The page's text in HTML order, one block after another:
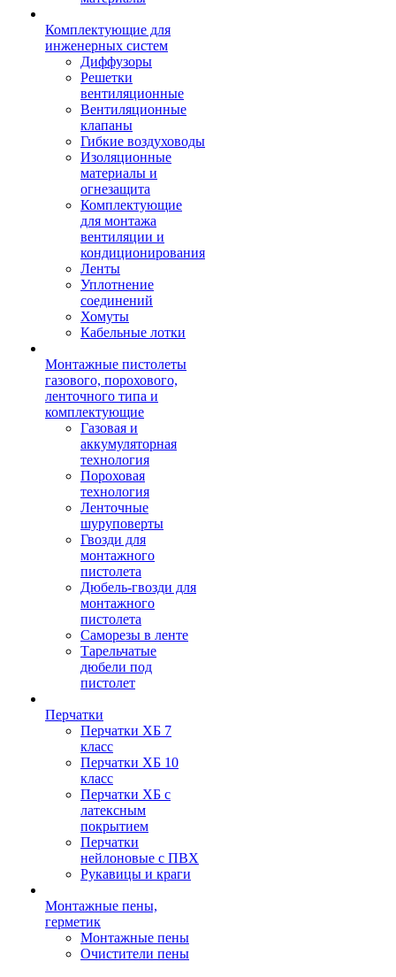
Комплектующие для
инженерных систем
Диффузоры
Решетки
вентиляционные
Вентиляционные
клапаны
Гибкие воздуховоды
Изоляционные
материалы и
огнезащита
Комплектующие
для монтажа
вентиляции и
кондиционирования
Ленты
Уплотнение
соединений
Хомуты
Кабельные лотки
Монтажные пистолеты
газового, порохового,
ленточного типа и
комплектующие
Газовая и
аккумуляторная
технология
Пороховая
технология
Ленточные
шуруповерты
Гвозди для
монтажного
пистолета
Дюбель-гвозди для
монтажного
пистолета
Саморезы в ленте
Тарельчатые
дюбели под
пистолет
Перчатки
Перчатки ХБ 7
класс
Перчатки ХБ 10
класс
Перчатки ХБ с
латексным
покрытием
Перчатки
нейлоновые с ПВХ
Рукавицы и краги
Монтажные пены,
герметик
Монтажные пены
Очистители пены